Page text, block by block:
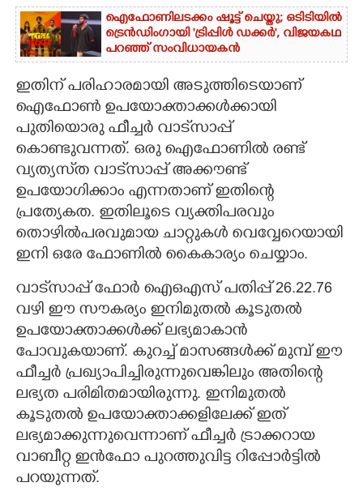
ഐഫോണിലടക്കം ഷൂട്ട് ചെയ്തു; ഒടിടിയിൽ
ട്രെൻഡിംഗായി 'ട്രിപ്പിൾ ഡക്കർ',​ വിജയകഥ
പറഞ്ഞ് സംവിധായകൻ
ഇതിന് പരിഹാരമായി അടുത്തിടെയാണ്
ഐഫോൺ ഉപയോക്താക്കൾക്കായി
പുതിയൊരു ഫീച്ചർ വാട്‌സാപ്പ്
കൊണ്ടുവന്നത്. ഒരു ഐഫോണിൽ രണ്ട്
വ്യത്യസ്‌ത വാട്‌സാപ്പ് അക്കൗണ്ട്
ഉപയോഗിക്കാം എന്നതാണ് ഇതിന്റെ
പ്രത്യേകത. ഇതിലൂടെ വ്യക്തിപരവും
തൊഴിൽപരവുമായ ചാറ്റുകൾ വെവ്വേറെയായി
ഇനി ഒരേ ഫോണിൽ കൈകാര്യം ചെയ്യാം.
വാട്‌സാപ്പ് ഫോർ ഐഒഎസ് പതിപ്പ് 26.22.76
വഴി ഈ സൗകര്യം ഇനിമുതൽ കൂടുതൽ
ഉപയോക്താക്കൾക്ക് ലഭ്യമാകാൻ
പോവുകയാണ്. കുറച്ച് മാസങ്ങൾക്ക് മുമ്പ് ഈ
ഫീച്ചർ പ്രഖ്യാപിച്ചിരുന്നുവെങ്കിലും അതിന്റെ
ലഭ്യത പരിമിതമായിരുന്നു. ഇനിമുതൽ
കൂടുതൽ ഉപയോക്താക്കളിലേക്ക് ഇത്
ലഭ്യമാക്കുന്നുവെന്നാണ് ഫീച്ചർ ട്രാക്കറായ
വാബീറ്റ ഇൻഫോ പുറത്തുവിട്ട റിപ്പോർട്ടിൽ
പറയുന്നത്.